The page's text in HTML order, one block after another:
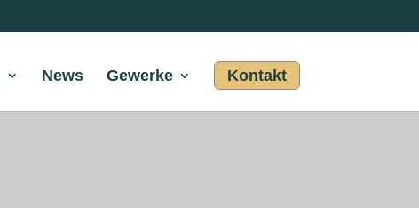
News Gewerke Kontakt